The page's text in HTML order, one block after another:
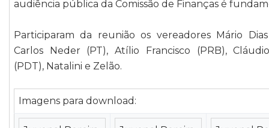
audiência pública da Comissão de Finanças é
Participaram da reunião os vereadores Mário Dias
Carlos Neder (PT), Atílio Francisco (PRB),
(PDT), Natalini e Zelão.
Imagens para download: